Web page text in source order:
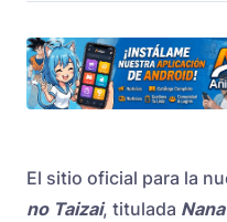
El sitio oficial para la
no Taizai, titulada